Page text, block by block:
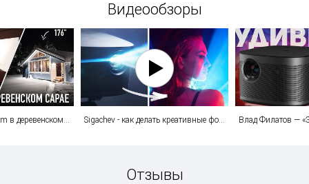
Видеообзоры
Кинотеатр Wylsacom в деревенском сарае Sigachev - как делать креативные фото и видео с проектором?
Отзывы